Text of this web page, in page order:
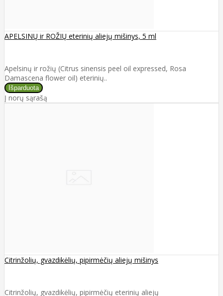
APELSINŲ ir ROŽIŲ eterinių aliejų mišinys, 5 ml
Apelsinų ir rožių (Citrus sinensis peel oil expressed, Rosa
Damascena flower oil) eterinių..
Į norų sąrašą
Citrinžolių, gvazdikėlių, pipirmėčių aliejų mišinys
Citrinžolių, gvazdikėlių, pipirmėčių eterinių aliejų